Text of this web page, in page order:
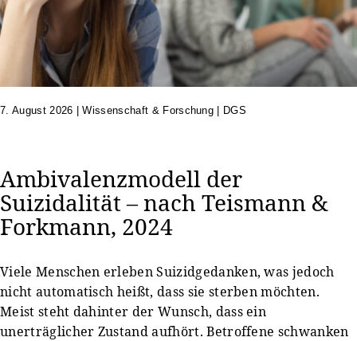
7. August 2026 |Wissenschaft & Forschung | DGS
Ambivalenzmodell der
Suizidalität – nach Teismann &
Forkmann, 2024
Viele Menschen erleben Suizidgedanken, was jedoch
nicht automatisch heißt, dass sie sterben möchten.
Meist steht dahinter der Wunsch, dass ein
unerträglicher Zustand aufhört. Betroffene schwanken